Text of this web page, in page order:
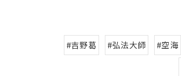
#吉野葛 #弘法大師 #空海